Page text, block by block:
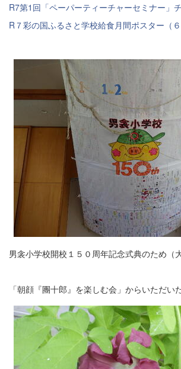
R7第1回「ペーパーティーチャーセミナー」
R７彩の国ふるさと学校給食月間ポスター（
男衾小学校開校１５０周年記念式典のため（
「朝顔『團十郎』を楽しむ会」からいただい